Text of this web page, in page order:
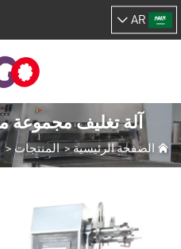
AR
آلة تغليف مجموعة
الصفحة الرئيسية>المنتجات >